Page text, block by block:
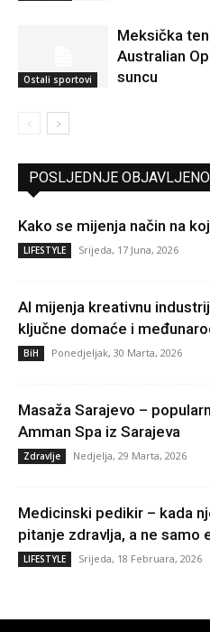
Ostali sportovi
Meksička
Australian
suncu
POSLJEDNJE OBJAVLJENO
Kako se mijenja način na
LIFESTYLE Srijeda, 17 Juna, 2026
AI mijenja kreativnu
ključne domaće i
BiH Ponedjeljak, 30 Marta, 2026
Masaža Sarajevo –
Amman Spa iz Sarajeva
Zdravlje Nedjelja, 29 Marta, 2026
Medicinski pedikir – kada
pitanje zdravlja, a ne samo
LIFESTYLE Srijeda, 18 Februara, 2026